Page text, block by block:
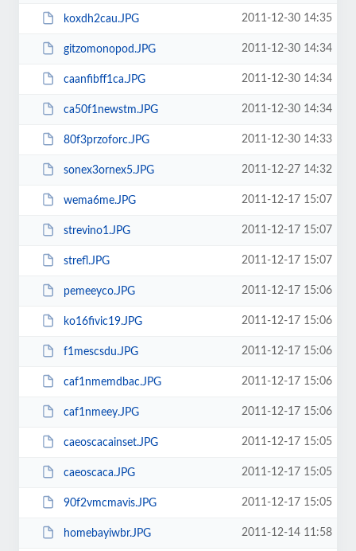
koxdh2cau.JPG 2011-12-30 14:35
gitzomonopod.JPG 2011-12-30 14:34
caanfibff1ca.JPG 2011-12-30 14:34
ca50f1newstm.JPG 2011-12-30 14:34
80f3przoforc.JPG 2011-12-30 14:33
sonex3ornex5.JPG 2011-12-27 14:32
wema6me.JPG 2011-12-17 15:07
strevino1.JPG 2011-12-17 15:07
strefl.JPG 2011-12-17 15:07
pemeeyco.JPG 2011-12-17 15:06
ko16fivic19.JPG 2011-12-17 15:06
f1mescsdu.JPG 2011-12-17 15:06
caf1nmemdbac.JPG 2011-12-17 15:06
caf1nmeey.JPG 2011-12-17 15:06
caeoscacainset.JPG 2011-12-17 15:05
caeoscaca.JPG 2011-12-17 15:05
90f2vmcmavis.JPG 2011-12-17 15:05
homebayiwbr.JPG 2011-12-14 11:58